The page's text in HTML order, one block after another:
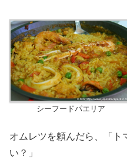
シーフードパエリア
オムレツを頼んだら、「ト
い？」